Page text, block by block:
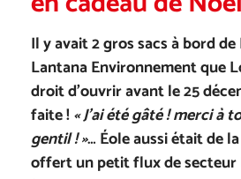
Il y avait 2 gros sacs à bord de
Lantana Environnement que
droit d’ouvrir avant le 25
faite !« J’ai été gâté ! merci à
gentil ! »… Éole aussi était de
offert un petit flux de secteur